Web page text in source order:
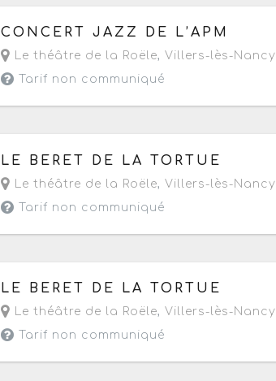
Le mardi 7 juin 2016 de 20h30 à 22h
CONCERT JAZZ DE L’APM
Le théâtre de la Roële, Villers-lès-Nancy
Tarif non communiqué
Le dimanche 24 avril 2016 de 16h à 17h30
LE BERET DE LA TORTUE
Le théâtre de la Roële, Villers-lès-Nancy
Tarif non communiqué
Le samedi 23 avril 2016 de 19h30 à 21h
LE BERET DE LA TORTUE
Le théâtre de la Roële, Villers-lès-Nancy
Tarif non communiqué